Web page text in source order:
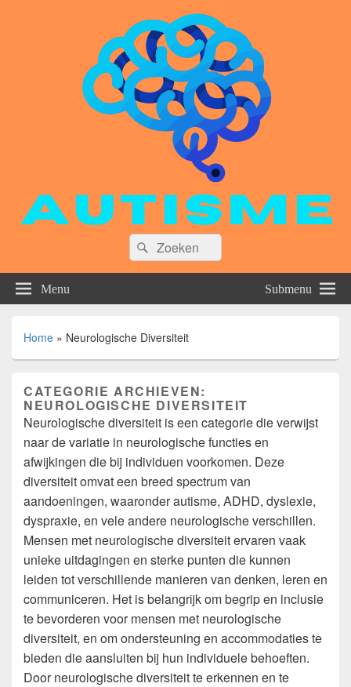
Zoeken
naar:
Zoeken
Menu Submenu
Home » Neurologische Diversiteit
CATEGORIE ARCHIEVEN:
NEUROLOGISCHE DIVERSITEIT
Neurologische diversiteit is een categorie die verwijst
naar de variatie in neurologische functies en
afwijkingen die bij individuen voorkomen. Deze
diversiteit omvat een breed spectrum van
aandoeningen, waaronder autisme, ADHD, dyslexie,
dyspraxie, en vele andere neurologische verschillen.
Mensen met neurologische diversiteit ervaren vaak
unieke uitdagingen en sterke punten die kunnen
leiden tot verschillende manieren van denken, leren en
communiceren. Het is belangrijk om begrip en inclusie
te bevorderen voor mensen met neurologische
diversiteit, en om ondersteuning en accommodaties te
bieden die aansluiten bij hun individuele behoeften.
Door neurologische diversiteit te erkennen en te